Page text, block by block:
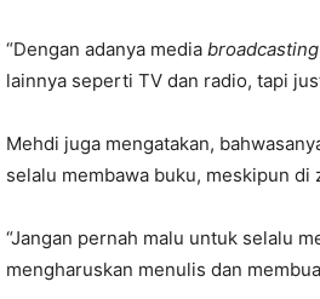
“Dengan adanya media broadcasting
lainnya seperti TV dan radio, tapi
Mehdi juga mengatakan,
selalu membawa buku, meskipun di
“Jangan pernah malu untuk selalu
mengharuskan menulis dan